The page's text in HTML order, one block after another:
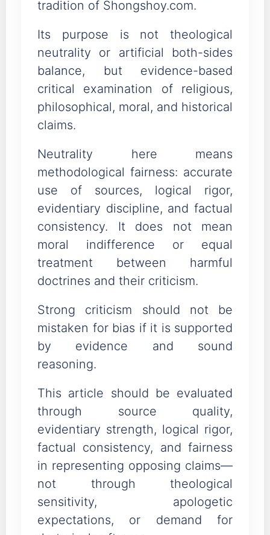
tradition of Shongshoy.com.
Its purpose is not theological
neutrality or artificial both-sides
balance, but evidence-based
critical examination of religious,
philosophical, moral, and historical
claims.
Neutrality here means
methodological fairness: accurate
use of sources, logical rigor,
evidentiary discipline, and factual
consistency. It does not mean
moral indifference or equal
treatment between harmful
doctrines and their criticism.
Strong criticism should not be
mistaken for bias if it is supported
by evidence and sound
reasoning.
This article should be evaluated
through source quality,
evidentiary strength, logical rigor,
factual consistency, and fairness
in representing opposing claims—
not through theological
sensitivity, apologetic
expectations, or demand for